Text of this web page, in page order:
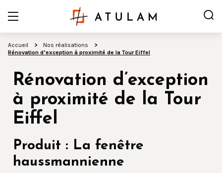
Accueil
Nos réalisations
Rénovation d’exception à proximité de la Tour Eiffel
Rénovation d’exception
à proximité de la Tour
Eiffel
Produit : La fenêtre
haussmannienne